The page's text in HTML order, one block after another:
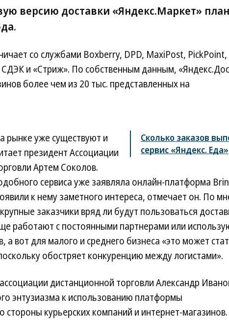
версию доставки «Яндекс.Маркет»
со службами Boxberry, DPD, MaxiPost,
и «Стриж». По собственным данным,
более чем из 20 тыс. представленных на
Сколько заказов
сервис «Яндекс. Еда»
уже существуют и
президент Ассоциации
Артем Соколов.
сервиса уже заявляла онлайн-платформа
к нему заметного интереса, отмечает он. По
заказчики вряд ли будут пользоваться
работают с постоянными партнерами или
а вот для малого и среднего бизнеса «это может
обостряет конкуренцию между логистами».
дистанционной торговли Александр
энтузиазма к использованию платформы
стороны курьерских компаний и интернет-